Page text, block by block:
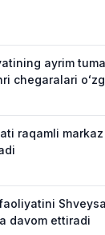
ayrim
chegaralari
raqamli markaz
davom ettiradi